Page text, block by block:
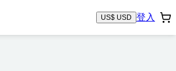
US$ USD 登入